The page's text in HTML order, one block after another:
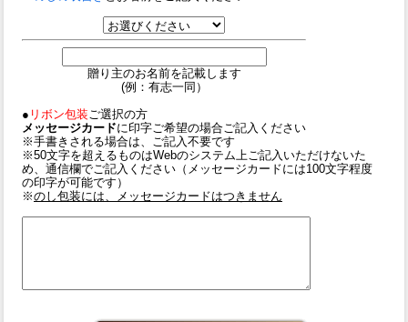
贈り主のお名前を記載します
(例：有志一同）
● リボン包装 ご選択の方
メッセージカードに印字ご希望の場合ご記入ください
※手書きされる場合は、ご記入不要です
※50文字を超えるものはWebのシステム上ご記入いただけないた
め、通信欄でご記入ください（メッセージカードには100文字程度
の印字が可能です）
※のし包装には、メッセージカードはつきません